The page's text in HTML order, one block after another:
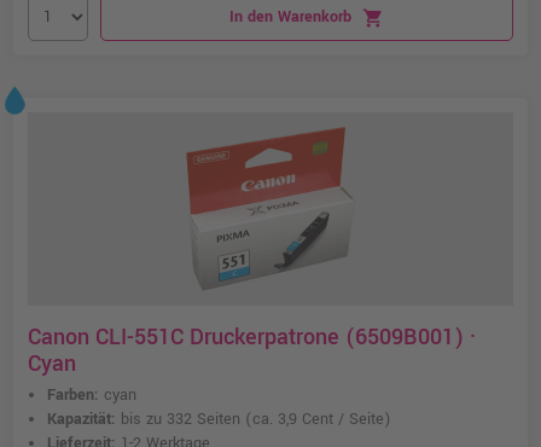
In den Warenkorb shopping_cart
Canon CLI-551C Druckerpatrone (6509B001) ·
Cyan
Farben: cyan
Kapazität: bis zu 332 Seiten (ca. 3,9 Cent / Seite)